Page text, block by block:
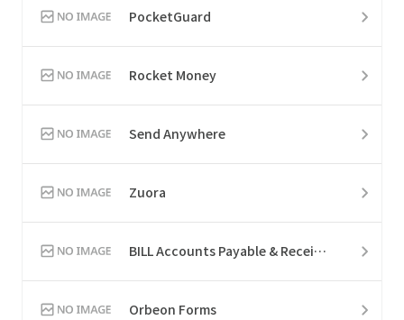
PocketGuard
Rocket Money
Send Anywhere
Zuora
BILL Accounts Payable & Receivable
Orbeon Forms